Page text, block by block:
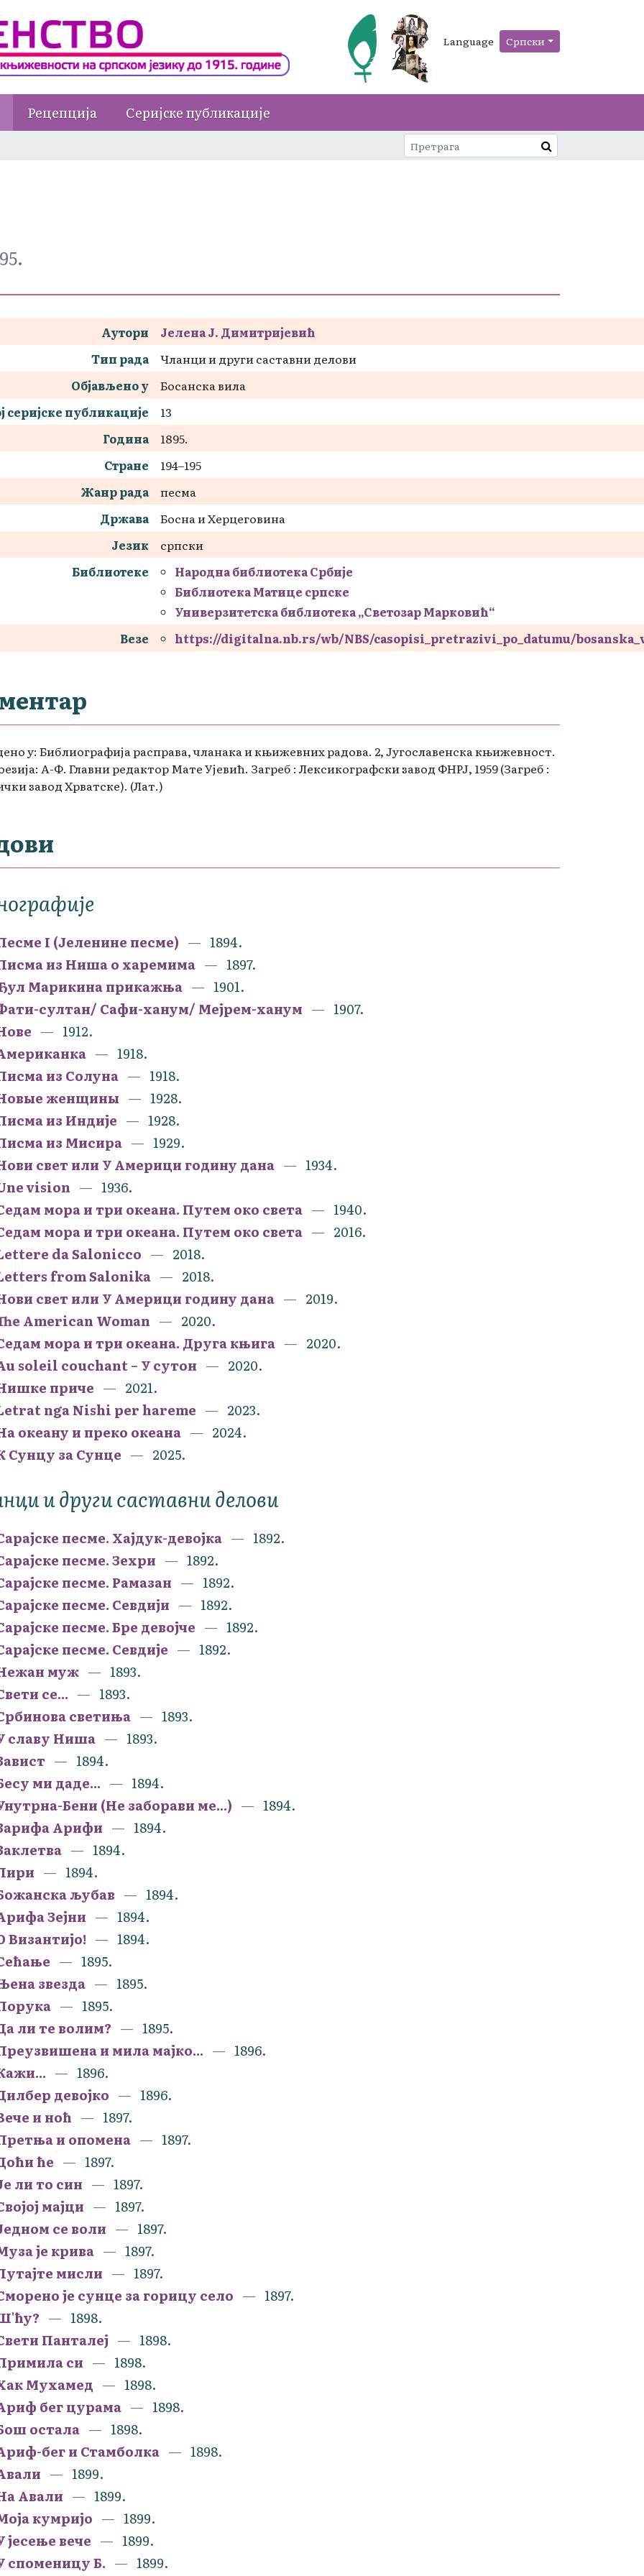
Language Српски
Рецепција Серијске публикације
Аутори
Јелена Ј. Димитријевић
Тип рада
Чланци и други саставни делови
Објављено у
Босанска вила
серијске публикације
13
Година
1895.
Стране
194–195
Жанр рада
песма
Држава
Босна и Херцеговина
Језик
српски
Библиотеке
Народна библиотека Србије
Библиотека Матице српске
Универзитетска библиотека „Светозар Марковић“
Везе
https://digitalna.nb.rs/wb/NBS/casopisi_pretrazivi_po_datumu/
у: Библиографија расправа, чланака и књижевних радова. 2, Југославенска књижевност.
А-Ф. Главни редактор Мате Ујевић. Загреб : Лексикографски завод ФНРЈ, 1959 (Загреб :
завод Хрватске). (Лат.)
I (Јеленине песме)
1894.
из Ниша о харемима
1897.
Марикина прикажња
1901.
султан/ Сафи-ханум/ Мејрем-ханум
1907.
1912.
1918.
из Солуна
1918.
женщины
1928.
из Индије
1928.
из Мисира
1929.
свет или У Америци годину дана
1934.
vision
1936.
мора и три океана. Путем око света
1940.
мора и три океана. Путем око света
2016.
da Salonicco
2018.
from Salonika
2018.
свет или У Америци годину дана
2019.
American Woman
2020.
мора и три океана. Друга књига
2020.
soleil couchant – У сутон
2020.
приче
2021.
nga Nishi per hareme
2023.
океану и преко океана
2024.
Сунцу за Сунце
2025.
и други саставни делови
песме. Хајдук-девојка
1892.
песме. Зехри
1892.
песме. Рамазан
1892.
песме. Севдији
1892.
песме. Бре девојче
1892.
песме. Севдије
1892.
муж
1893.
се...
1893.
светиња
1893.
славу Ниша
1893.
1894.
ми даде...
1894.
Бени (Не заборави ме...)
1894.
Арифи
1894.
1894.
1894.
љубав
1894.
Зејни
1894.
Византијо!
1894.
1895.
звезда
1895.
1895.
ли те волим?
1895.
и мила мајко...
1896.
1896.
девојко
1896.
и ноћ
1897.
и опомена
1897.
ће
1897.
ли то син
1897.
мајци
1897.
се воли
1897.
је крива
1897.
мисли
1897.
је сунце за горицу село
1897.
1898.
Панталеј
1898.
си
1898.
Мухамед
1898.
бег цурама
1898.
остала
1898.
бег и Стамболка
1898.
1899.
Авали
1899.
кумријо
1899.
јесење вече
1899.
споменицу Б.
1899.